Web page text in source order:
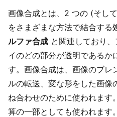
画像合成とは、2 つの (そし
をさまざまな方法で結合する
ルファ合成 と関連しており
イのどの部分が透明であるか
す。画像合成は、画像のブレ
ルの転送、変な形をした画
ね合わせのために使われます
算の一部としても使われます